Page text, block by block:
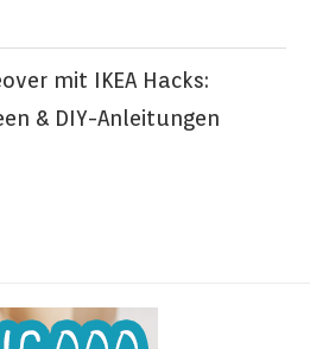
mit IKEA Hacks:
& DIY-Anleitungen